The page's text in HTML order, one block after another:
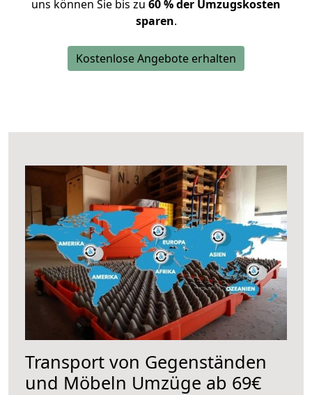
uns können Sie bis zu 60 % der Umzugskosten
sparen.
Kostenlose Angebote erhalten
Transport von Gegenständen
und Möbeln Umzüge ab 69€